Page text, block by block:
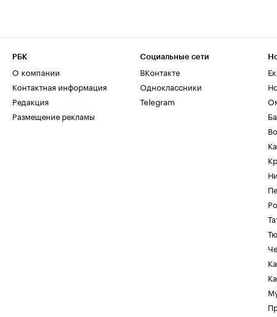
РБК
О компании
Контактная информация
Редакция
Размещение рекламы
Социальные сети
ВКонтакте
Одноклассники
Telegram